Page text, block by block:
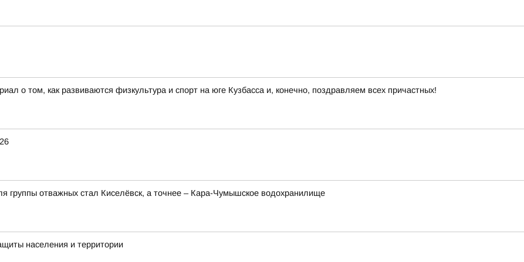
о том, как развиваются физкультура и спорт на юге Кузбасса и, конечно, поздравляем всех причастных!
группы отважных стал Киселёвск, а точнее – Кара-Чумышское водохранилище
населения и территории